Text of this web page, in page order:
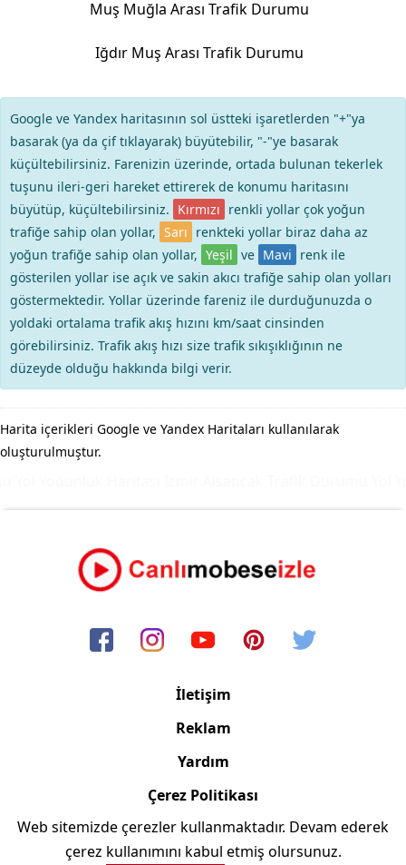
Muş Muğla Arası Trafik Durumu
Iğdır Muş Arası Trafik Durumu
Google ve Yandex haritasının sol üstteki işaretlerden "+"ya
basarak (ya da çif tıklayarak) büyütebilir, "-"ye basarak
küçültebilirsiniz. Farenizin üzerinde, ortada bulunan tekerlek
tuşunu ileri-geri hareket ettirerek de konumu haritasını
büyütüp, küçültebilirsiniz. Kırmızı renkli yollar çok yoğun
trafiğe sahip olan yollar, Sarı renkteki yollar biraz daha az
yoğun trafiğe sahip olan yollar, Yeşil ve Mavi renk ile
gösterilen yollar ise açık ve sakin akıcı trafiğe sahip olan yolları
göstermektedir. Yollar üzerinde fareniz ile durduğunuzda o
yoldaki ortalama trafik akış hızını km/saat cinsinden
görebilirsiniz. Trafik akış hızı size trafik sıkışıklığının ne
düzeyde olduğu hakkında bilgi verir.
Harita içerikleri Google ve Yandex Haritaları kullanılarak
oluşturulmuştur.
İletişim
Reklam
Yardım
Çerez Politikası
Copyright © 2006/2024 Canlimobeseizle.com
Web sitemizde çerezler kullanmaktadır. Devam ederek
çerez kullanımını kabul etmiş olursunuz.